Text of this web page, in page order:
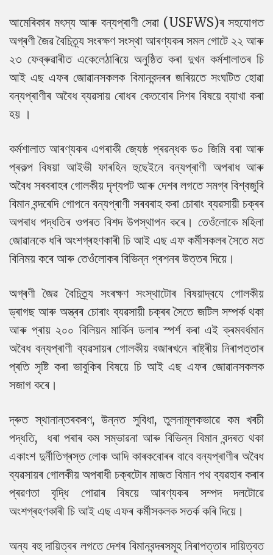
আমেৰিকাৰ মৎস্য আৰু বন্যপ্ৰাণী সেৱা (USFWS)ৰ সহযোগত
অগ্ৰণী জৈৱ বৈচিত্ৰ্য সংৰক্ষণ সংস্থা আৰণ্যকৰ সমল গোটে ২২ আৰু
২৩ ফেব্ৰুৱাৰীত একেলেঠাৰিয়ে অনুষ্ঠিত কৰা দুখন কৰ্মশালাতৰ চি
আই এছ এফৰ জোৱানসকলক বিমানবন্দৰৰ জৰিয়তে সংঘটিত হোৱা
বন্যপ্ৰাণীৰ অবৈধ ব্যৱসায় ৰোধৰ কেতবোৰ দিশৰ বিষয়ে ব্যাখা কৰা
হয় ।
কৰ্মশালাত আৰণ্যকৰ এগৰাকী জ্যেষ্ঠ প্ৰৱন্ধক ড০ জিমি বৰা আৰু
প্ৰকল্প বিষয়া আইভী ফাৰহিন হুছেইনে বন্যপ্ৰাণী অপৰাধ আৰু
অবৈধ সৰবৰাহৰ গোলকীয় দৃশ্যপট আৰু দেশৰ লগতে সমগ্ৰ বিশ্বজুৰি
বিমান বন্দৰেদি গোপনে বন্যপ্ৰাণী সৰবৰাহ কৰা চোৰাং ব্যৱসায়ী চক্ৰৰ
অপৰাধ পদ্ধতিৰ ওপৰত বিশদ উপস্থাপন কৰে। তেওঁলোকে মহিলা
জোৱানকে ধৰি অংশগ্ৰহণকাৰী চি আই এছ এফ কৰ্মীসকলৰ সৈতে মত
বিনিময় কৰে আৰু তেওঁলোকৰ বিভিন্ন প্ৰশনৰ উত্তৰ দিয়ে।
অগ্ৰণী জৈৱ বৈচিত্ৰ্য সংৰক্ষণ সংস্থাটোৰ বিষয়াদ্বযে গোলকীয়
ড্ৰাগছ আৰু অস্ত্ৰৰ চোৰাং ব্যৱসায়ী চক্ৰৰ সৈতে জটিল সম্পৰ্ক থকা
আৰু প্ৰায় ২০০ বিলিয়ন মাৰ্কিন ডলাৰ স্পৰ্শ কৰা এই ক্ৰমবৰ্ধমান
অবৈধ বন্যপ্ৰাণী ব্যৱসায়ৰ গোলকীয় বজাৰখনে ৰাষ্ট্ৰীয় নিৰাপত্তাৰ
প্ৰতি সৃষ্টি কৰা ভাবুকিৰ বিষয়ে চি আই এছ এফৰ জোৱানসকলক
সজাগ কৰে।
দ্ৰুত স্থানান্তৰকৰণ, উন্নত সুবিধা, তুলনামূলকভাৱে কম খৰচী
পদ্ধতি, ধৰা পৰাৰ কম সম্ভাৱনা আৰু বিভিন্ন বিমান বন্দৰত থকা
একাংশ দুৰ্নীতিগ্ৰস্ত লোক আদি কাৰকবোৰৰ বাবে বন্যপ্ৰাণীৰ অবৈধ
ব্যৱসায়ৰ গোলকীয় অপৰাধী চক্ৰটোৰ মাজত বিমান পথ ব্যৱহাৰ কৰাৰ
প্ৰৱণতা বৃদ্ধি পোৱাৰ বিষয়ে আৰণ্যকৰ সম্পদ দলটোৱে
অংশগ্ৰহণকাৰী চি আই এছ এফৰ কৰ্মীসকলক সতৰ্ক কৰি দিয়ে।
অন্য বহু দায়িত্বৰ লগতে দেশৰ বিমানবন্দৰসমূহ নিৰাপত্তাৰ দায়িত্বত